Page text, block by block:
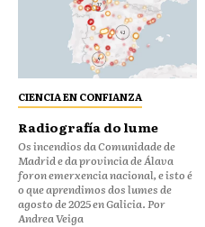
CIENCIA EN CONFIANZA
Radiografía do lume
Os incendios da Comunidade de
Madrid e da provincia de Álava
foron emerxencia nacional, e isto é
o que aprendimos dos lumes de
agosto de 2025 en Galicia. Por
Andrea Veiga